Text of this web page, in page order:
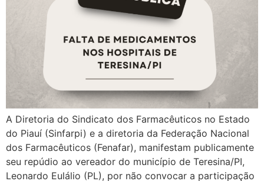
A Diretoria do Sindicato dos Farmacêuticos no Estado
do Piauí (Sinfarpi) e a diretoria da Federação Nacional
dos Farmacêuticos (Fenafar), manifestam publicamente
seu repúdio ao vereador do município de Teresina/PI,
Leonardo Eulálio (PL), por não convocar a participação